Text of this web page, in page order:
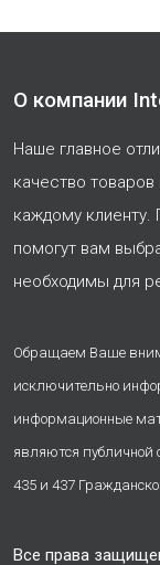
О компании
Наше главное
качество товаров
каждому
помогут вам
необходимы для
Обращаем Ваше
исключительно
информационные
являются публичной
435 и 437
Все права